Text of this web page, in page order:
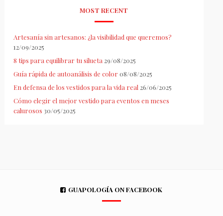
MOST RECENT
Artesanía sin artesanos: ¿la visibilidad que queremos?
12/09/2025
8 tips para equilibrar tu silueta 29/08/2025
Guía rápida de autoanálisis de color 08/08/2025
En defensa de los vestidos para la vida real 26/06/2025
Cómo elegir el mejor vestido para eventos en meses
calurosos 30/05/2025
GUAPOLOGÍA ON FACEBOOK